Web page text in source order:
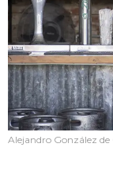
Alejandro González de